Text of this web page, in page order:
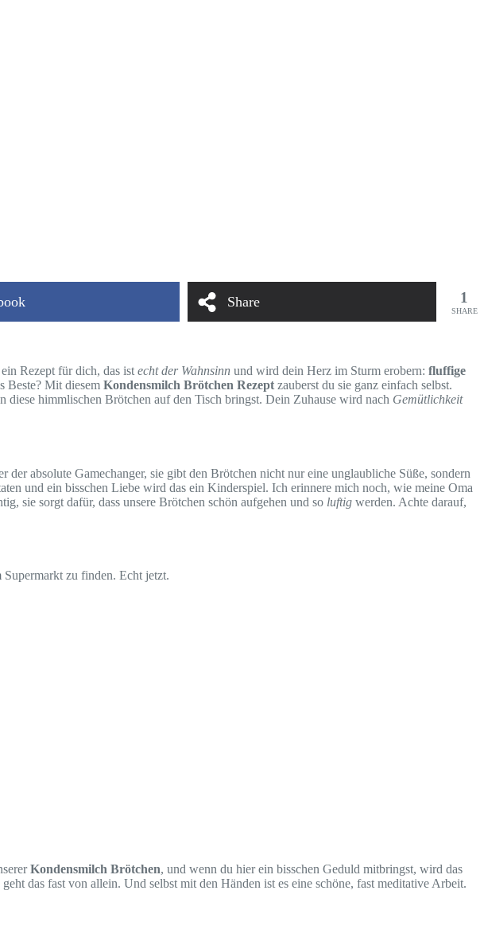
Share 1
SHARE
Rezept für dich, das ist echt der Wahnsinn und wird dein Herz im Sturm erobern: fluffige
Beste? Mit diesem Kondensmilch Brötchen Rezept zauberst du sie ganz einfach selbst.
himmlischen Brötchen auf den Tisch bringst. Dein Zuhause wird nach Gemütlichkeit
der absolute Gamechanger, sie gibt den Brötchen nicht nur eine unglaubliche Süße, sondern
und ein bisschen Liebe wird das ein Kinderspiel. Ich erinnere mich noch, wie meine Oma
sie sorgt dafür, dass unsere Brötchen schön aufgehen und so luftig werden. Achte darauf,
zu finden. Echt jetzt.
Kondensmilch Brötchen, und wenn du hier ein bisschen Geduld mitbringst, wird das
das fast von allein. Und selbst mit den Händen ist es eine schöne, fast meditative Arbeit.